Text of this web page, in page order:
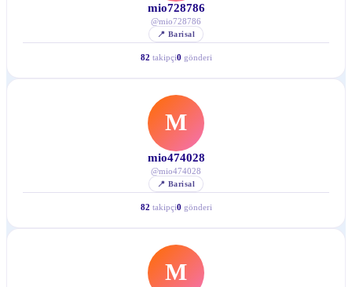
mio728786
@mio728786
📍 Barisal
82 takipçi0 gönderi
M
mio474028
@mio474028
📍 Barisal
82 takipçi0 gönderi
M